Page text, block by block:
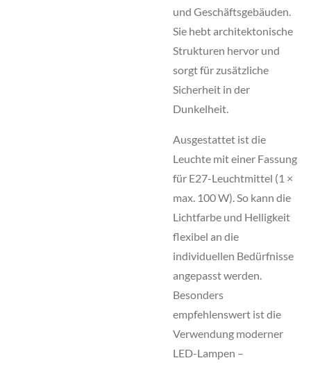
und Geschäftsgebäuden.
Sie hebt architektonische
Strukturen hervor und
sorgt für zusätzliche
Sicherheit in der
Dunkelheit.
Ausgestattet ist die
Leuchte mit einer Fassung
für E27-Leuchtmittel (1 ×
max. 100 W). So kann die
Lichtfarbe und Helligkeit
flexibel an die
individuellen Bedürfnisse
angepasst werden.
Besonders
empfehlenswert ist die
Verwendung moderner
LED-Lampen –